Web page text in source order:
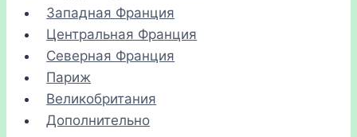
Западная Франция
Центральная Франция
Северная Франция
Париж
Великобритания
Дополнительно